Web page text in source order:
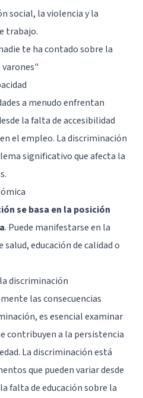
social, la violencia y la
trabajo.
te ha contado sobre la
a menudo enfrentan
la falta de accesibilidad
el empleo. La discriminación
significativo que afecta la
se basa en la posición
. Puede manifestarse en la
salud, educación de calidad o
discriminación
las consecuencias
es esencial examinar
contribuyen a la persistencia
La discriminación está
que pueden variar desde
falta de educación sobre la